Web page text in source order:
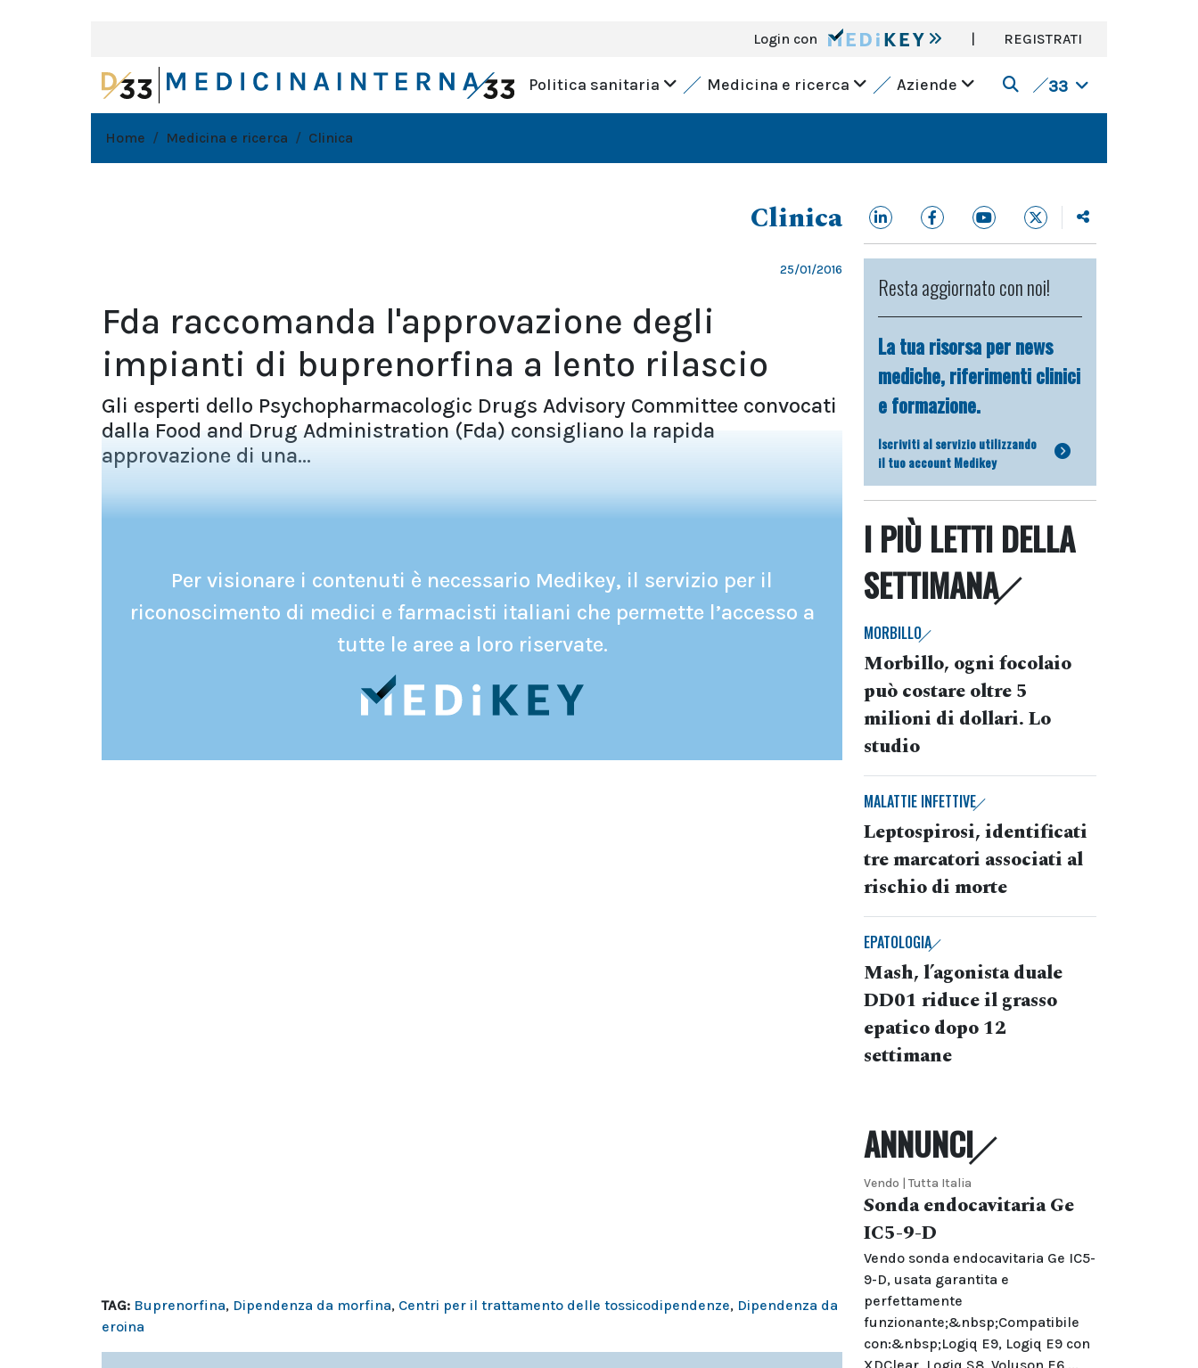
Login con | REGISTRATI
Politica sanitaria Medicina e ricerca Aziende 33
Home Medicina e ricerca Clinica
Clinica
25/01/2016
Fda raccomanda l'approvazione degli
impianti di buprenorfina a lento rilascio
Gli esperti dello Psychopharmacologic Drugs Advisory Committee convocati
dalla Food and Drug Administration (Fda) consigliano la rapida
approvazione di una...
Per visionare i contenuti è necessario Medikey, il servizio per il
riconoscimento di medici e farmacisti italiani che permette l’accesso a
tutte le aree a loro riservate.
TAG: Buprenorfina, Dipendenza da morfina, Centri per il trattamento delle tossicodipendenze, Dipendenza da
eroina
Resta aggiornato con noi!
La tua risorsa per news
mediche, riferimenti clinici
e formazione.
Iscriviti al servizio utilizzando
il tuo account Medikey
I PIÙ LETTI DELLA
SETTIMANA
MORBILLO
Morbillo, ogni focolaio
può costare oltre 5
milioni di dollari. Lo
studio
MALATTIE INFETTIVE
Leptospirosi, identificati
tre marcatori associati al
rischio di morte
EPATOLOGIA
Mash, l’agonista duale
DD01 riduce il grasso
epatico dopo 12
settimane
ANNUNCI
Vendo | Tutta Italia
Sonda endocavitaria Ge
IC5-9-D
Vendo sonda endocavitaria Ge IC5-
9-D, usata garantita e
perfettamente
funzionante;&nbsp;Compatibile
con:&nbsp;Logiq E9, Logiq E9 con